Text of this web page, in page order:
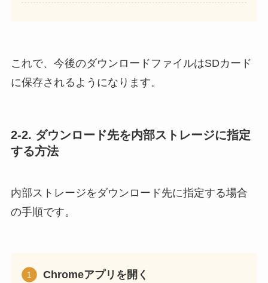
これで、今後のダウンロードファイルはSDカード
に保存されるようになります。
2-2. ダウンロード先を内部ストレージに指定
する方法
内部ストレージをダウンロード先に指定する場合
の手順です。
Chromeアプリを開く